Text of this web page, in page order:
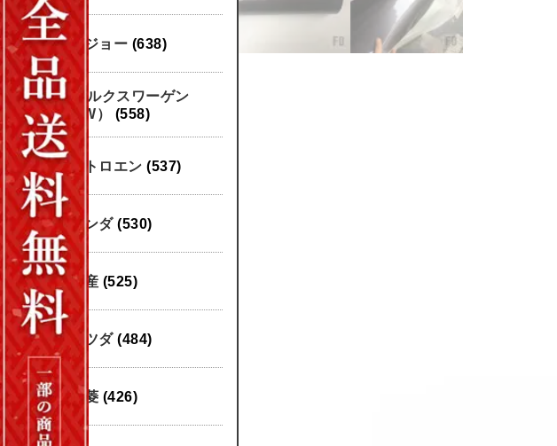
プジョー (638)
フォルクスワーゲン
（VW） (558)
シトロエン (537)
ホンダ (530)
日産 (525)
マツダ (484)
三菱 (426)